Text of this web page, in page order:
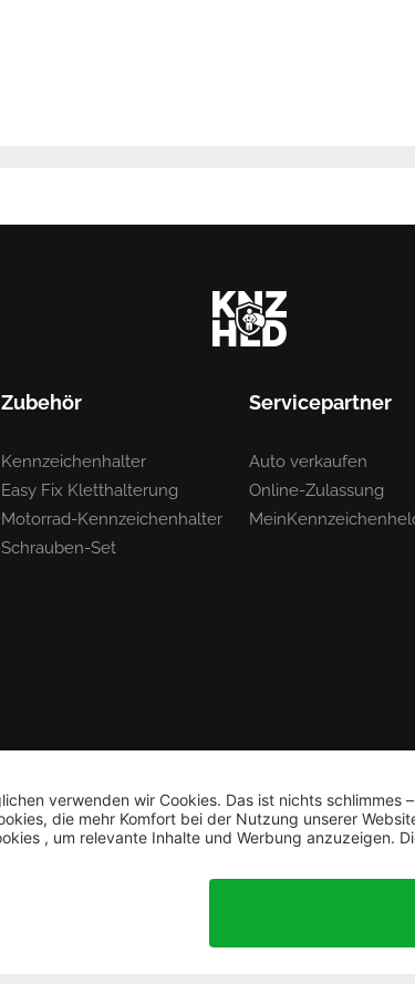
Zubehör
Kennzeichenhalter
Easy Fix Kletthalterung
Motorrad-Kennzeichenhalter
Schrauben-Set
Servicepartner
Auto verkaufen
Online-Zulassung
Bestellung widerrufen